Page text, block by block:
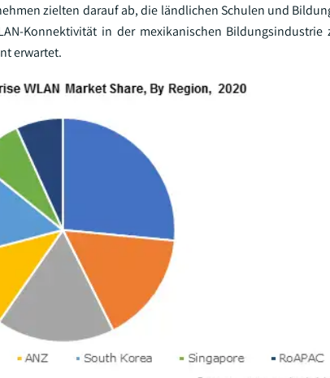
zielten darauf ab, die ländlichen Schulen und
Konnektivität in der mexikanischen
erwartet.